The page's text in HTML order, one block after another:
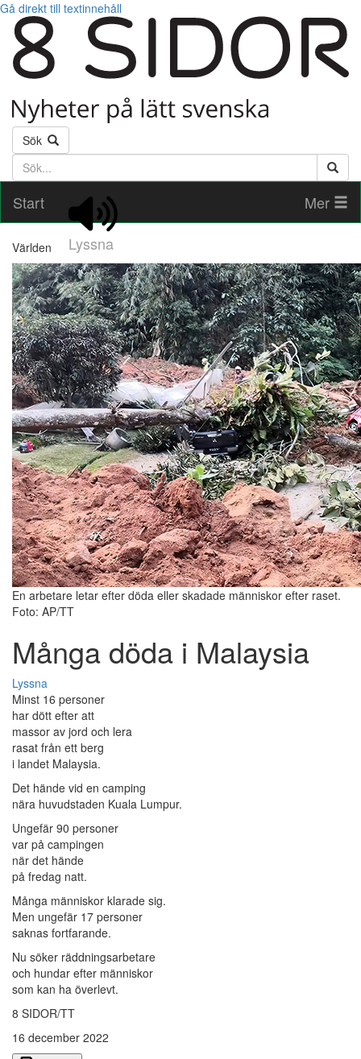
Gå direkt till textinnehåll
Sök
Söktext
Start
Lyssna
Mer
Världen
En arbetare letar efter döda eller skadade människor efter raset.
Foto: AP/TT
Många döda i Malaysia
Lyssna
Minst 16 personer
har dött efter att
massor av jord och lera
rasat från ett berg
i landet Malaysia.
Det hände vid en camping
nära huvudstaden Kuala Lumpur.
Ungefär 90 personer
var på campingen
när det hände
på fredag natt.
Många människor klarade sig.
Men ungefär 17 personer
saknas fortfarande.
Nu söker räddningsarbetare
och hundar efter människor
som kan ha överlevt.
8 SIDOR/TT
16 december 2022